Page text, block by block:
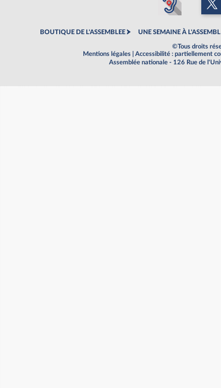
BOUTIQUE DE L'ASSEMBLEE UNE SEMAINE À
©Tous droits
Mentions légales
Accessibilité : partiellement
Assemblée nationale - 126 Rue de